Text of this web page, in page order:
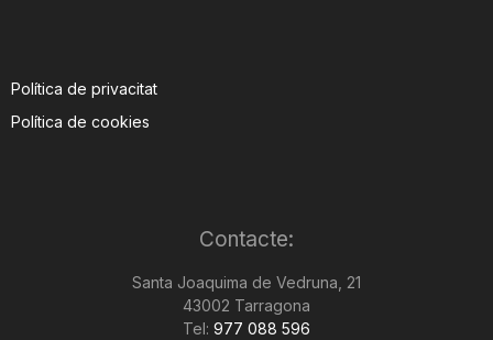
g
Política de privacitat
Política de cookies
Contacte:
Santa Joaquima de Vedruna, 21
43002 Tarragona
Tel: 977 088 596